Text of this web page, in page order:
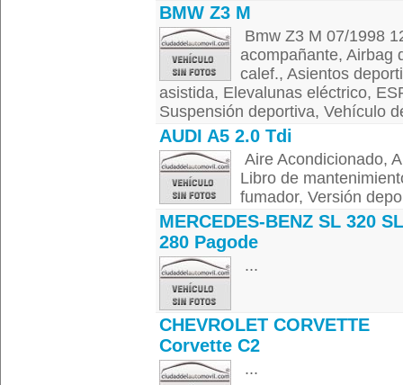
BMW Z3 M
Bmw Z3 M 07/1998
acompañante, Airbag
calef., Asientos
asistida, Elevalunas eléctrico,
Suspensión deportiva, Vehículo
AUDI A5 2.0 Tdi
Aire Acondicionado,
Libro de
fumador, Versión
MERCEDES-BENZ SL 320 SL
280 Pagode
...
CHEVROLET CORVETTE
Corvette C2
...